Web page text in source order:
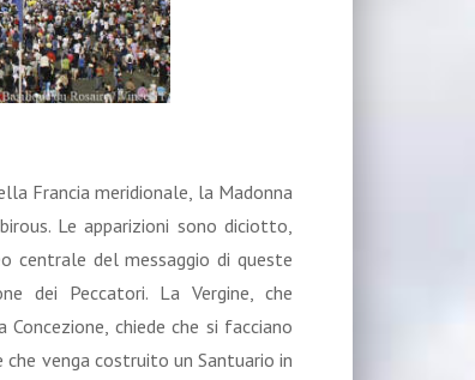
Francia meridionale, la Madonna
Le apparizioni sono diciotto,
centrale del messaggio di queste
dei Peccatori. La Vergine, che
chiede che si facciano
venga costruito un Santuario in